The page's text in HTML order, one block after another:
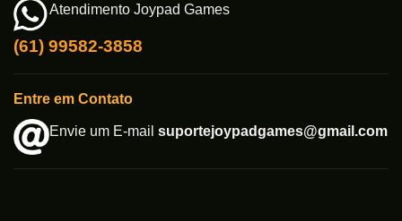
Atendimento Joypad Games
(61) 99582-3858
Entre em Contato
Envie um E-mail suportejoypadgames@gmail.com